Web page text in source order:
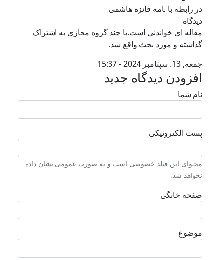
رابطه با نامه فائزه هاشمی
ای خواندنی است.با چند گروه مجازی به اشتراک
و مورد بحث واقع شد.
سپتامبر 2024 - 15:37
دیدگاه جدید
شما
الکترونیکی
این فیلد خصوصی است و به صورت عمومی نشان داده
شد.
خانگی